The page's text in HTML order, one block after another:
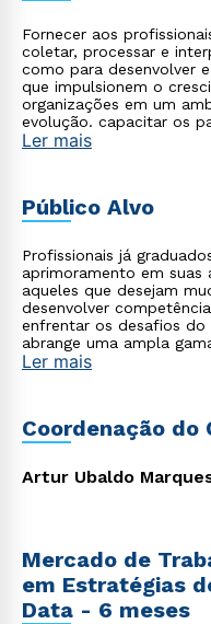
Fornecer aos
coletar, processar e
como para desenvolver
que impulsionem o
organizações em um
evolução. capacitar os
avançadas em análise
Ler mais
Público Alvo
Profissionais já
aprimoramento em suas
aqueles que desejam
desenvolver
enfrentar os desafios
abrange uma ampla
diversas áreas, como
carreiras e alcançar o
Ler mais
Coordenação do
Artur Ubaldo
Mercado de
em Estratégias
Data - 6 meses